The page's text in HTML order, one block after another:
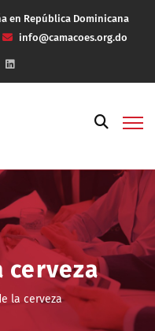
en República Dominicana
info@camacoes.org.do
cerveza
la cerveza